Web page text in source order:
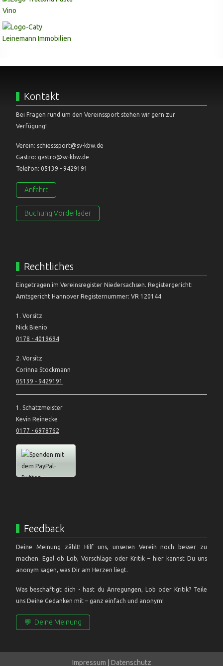
Kontakt
Bei Fragen rund um den Vereinssport stehen wir gern zur
Verfügung!
Verein: schiesssport@sv-kbw.de
Gastro: gastro@sv-kbw.de
Telefon: 05139 - 9429191
Anfahrt
Buchung Vorderlader
Rechtliches
Eingetragen im Vereinsregister Niedersachsen. Registergericht:
Amtsgericht Hannover Registernummer: VR 120144
1. Vorsitz
Nick Bienio
0178 - 4019694
2. Vorsitz
Corinna Stöckmann
05139 - 9429191
1. Schatzmeister
Kevin Reinecke
0177 - 6978762
Feedback
Deine Meinung zählt! Hilf uns, unseren Verein noch besser zu
machen. Egal ob Lob, Vorschläge oder Kritik – hier kannst Du uns
anonym sagen, was Dir am Herzen liegt.
Was beschäftigt dich - hast du Anregungen, Lob oder Kritik? Teile
uns Deine Gedanken mit – ganz einfach und anonym!
💬 Deine Meinung
Impressum Datenschutz